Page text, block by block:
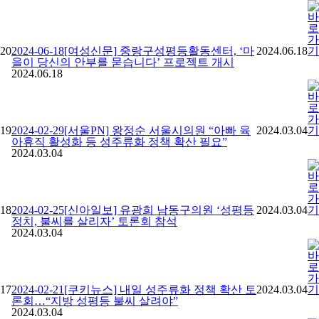
202024-06-18[여성신문] 중랑구성평등활동센터, ‘마
을이 당신의 안부를 묻습니다’ 프로젝트 개시
2024.06.18
2024.06.18
192024-02-29[서울PN] 왕정순 서울시의원 “아빠 육
아휴직 활성화 등 성주류화 정책 확산 필요”
2024.03.04
2024.03.04
182024-02-25[신아일보] 유광희 남동구의원 ‘성평등
정치, 불씨를 살리자’ 토론회 참석
2024.03.04
2024.03.04
172024-02-21[쿠키뉴스] 내일 성주류화 정책 확산 토
론회…“지방 성평등 불씨 살려야”
2024.03.04
2024.03.04